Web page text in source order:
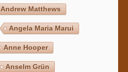
Andrew Matthews
Angela Maria Marui
Anne Hooper
Anselm Grün